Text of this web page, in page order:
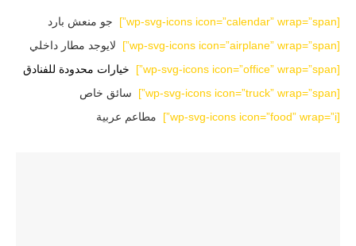
[wp-svg-icons icon=”calendar” wrap=”span”]
جو منعش بارد
[wp-svg-icons icon=”airplane” wrap=”span”]
لايوجد مطار داخلي
[wp-svg-icons icon=”office” wrap=”span”]
خيارات محدودة للفنادق
[wp-svg-icons icon=”truck” wrap=”span”]
سائق خاص
[wp-svg-icons icon=”food” wrap=”i”]
مطاعم عربية